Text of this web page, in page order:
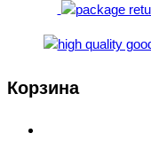
Корзина